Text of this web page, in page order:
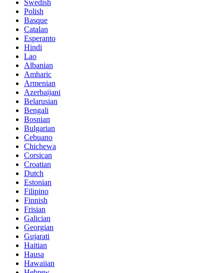
Swedish
Polish
Basque
Catalan
Esperanto
Hindi
Lao
Albanian
Amharic
Armenian
Azerbaijani
Belarusian
Bengali
Bosnian
Bulgarian
Cebuano
Chichewa
Corsican
Croatian
Dutch
Estonian
Filipino
Finnish
Frisian
Galician
Georgian
Gujarati
Haitian
Hausa
Hawaiian